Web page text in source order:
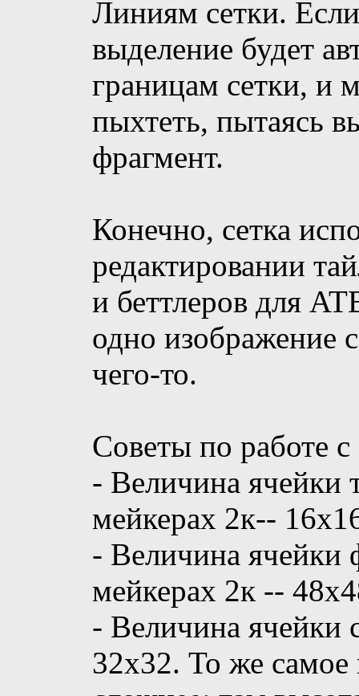
Линиям сетки.
выделение будет
границам сетки, и
пыхтеть, пытаясь
фрагмент.
Конечно, сетка
редактировании
и беттлеров для
одно изображение
чего-то.
Советы по работе с
- Величина
мейкерах 2к--
- Величина ячейки
мейкерах 2к --
- Величина ячейки
32х32. То же